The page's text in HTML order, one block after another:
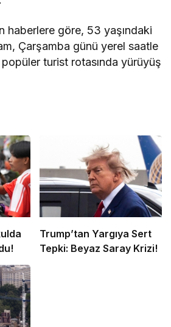
haberlere göre, 53 yaşındaki
Çarşamba günü yerel saatle
popüler turist rotasında yürüyüş
Trump’tan Yargıya Sert
Tepki: Beyaz Saray Krizi!